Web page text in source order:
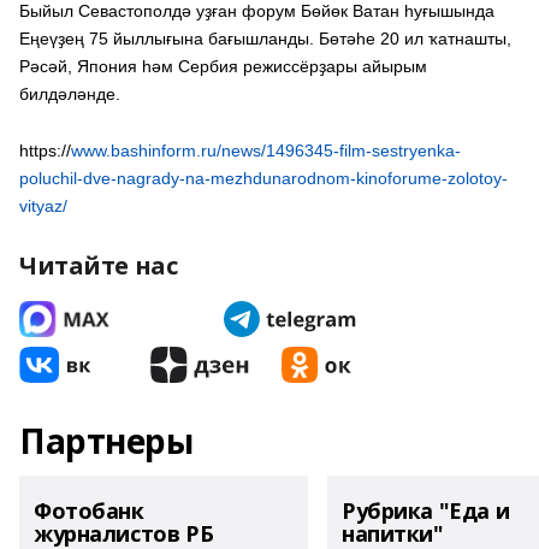
Быйыл Севастополдә уҙған форум Бөйөк Ватан һуғышында
Еңеүҙең 75 йыллығына бағышланды. Бөтәһе 20 ил ҡатнашты,
Рәсәй, Япония һәм Сербия режиссёрҙары айырым
билдәләнде.
https://www.bashinform.ru/news/1496345-film-sestryenka-
poluchil-dve-nagrady-na-mezhdunarodnom-kinoforume-zolotoy-
vityaz/
Читайте нас
Партнеры
Фотобанк
журналистов РБ
Рубрика "Еда и
напитки"